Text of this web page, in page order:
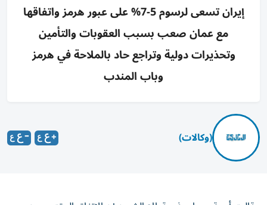
إيران تسعى لرسوم 5-7% على عبور هرمز واتفاقها
مع عمان صعب بسبب العقوبات والتأمين
وتحذيرات دولية وتراجع حاد بالملاحة في هرمز
وباب المندب
(وكالات)
قالت أربعة مصادر في قطاع الشحن إن الاتفاق المقترح بين